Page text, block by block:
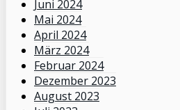
Juni 2024
Mai 2024
April 2024
März 2024
Februar 2024
Dezember 2023
August 2023